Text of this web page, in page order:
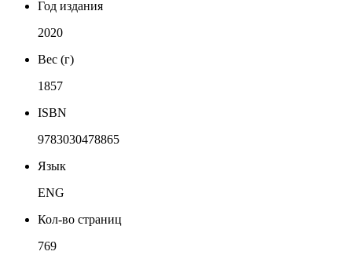
Год издания
2020
Вес (г)
1857
ISBN
9783030478865
Язык
ENG
Кол-во страниц
769